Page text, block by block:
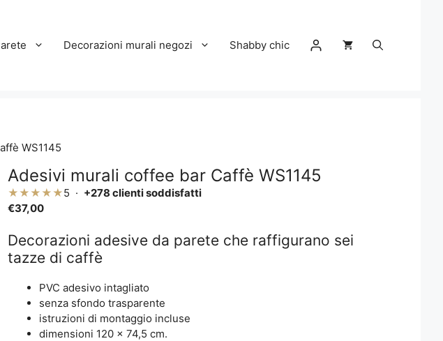
Decorazioni murali negozi Shabby chic
WS1145
Adesivi murali coffee bar Caffè WS1145
★★★★★5 · +278 clienti soddisfatti
€37,00
Decorazioni adesive da parete che raffigurano sei
tazze di caffè
PVC adesivo intagliato
senza sfondo trasparente
istruzioni di montaggio incluse
dimensioni 120 x 74,5 cm.